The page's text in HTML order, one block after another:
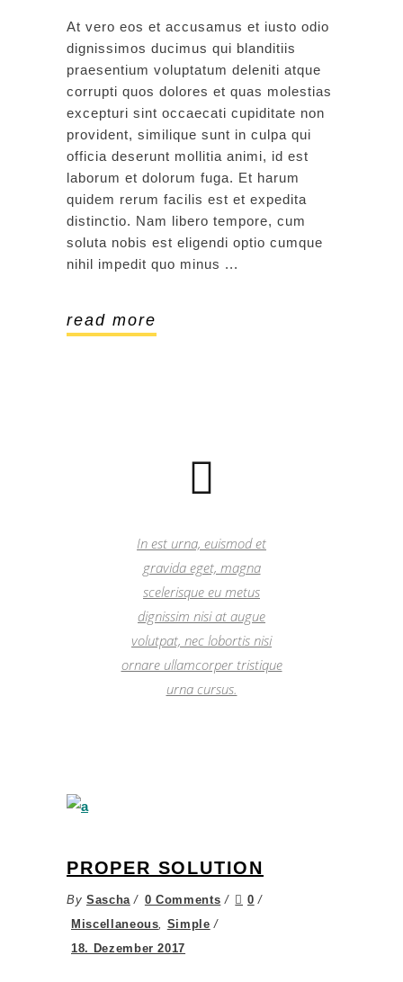
At vero eos et accusamus et iusto odio
dignissimos ducimus qui blanditiis
praesentium voluptatum deleniti atque
corrupti quos dolores et quas molestias
excepturi sint occaecati cupiditate non
provident, similique sunt in culpa qui
officia deserunt mollitia animi, id est
laborum et dolorum fuga. Et harum
quidem rerum facilis est et expedita
distinctio. Nam libero tempore, cum
soluta nobis est eligendi optio cumque
nihil impedit quo minus
read more
In est urna, euismod et
gravida eget, magna
scelerisque eu metus
dignissim nisi at augue
volutpat, nec lobortis nisi
ornare ullamcorper tristique
urna cursus.
PROPER SOLUTION
By Sascha 0 Comments
0
Miscellaneous
Simple
18. Dezember 2017